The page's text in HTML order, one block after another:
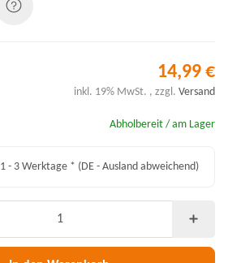
14,99 €
inkl. 19% MwSt. , zzgl. Versand
Abholbereit / am Lager
1 - 3 Werktage * (DE - Ausland abweichend)